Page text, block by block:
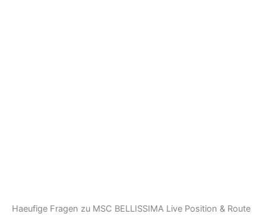
Haeufige Fragen zu MSC BELLISSIMA Live Position & Route